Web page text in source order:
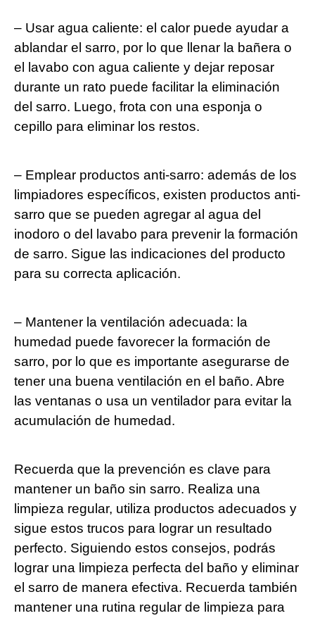
– Usar agua caliente: el calor puede ayudar a
ablandar el sarro, por lo que llenar la bañera o
el lavabo con agua caliente y dejar reposar
durante un rato puede facilitar la eliminación
del sarro. Luego, frota con una esponja o
cepillo para eliminar los restos.
– Emplear productos anti-sarro: además de los
limpiadores específicos, existen productos anti-
sarro que se pueden agregar al agua del
inodoro o del lavabo para prevenir la formación
de sarro. Sigue las indicaciones del producto
para su correcta aplicación.
– Mantener la ventilación adecuada: la
humedad puede favorecer la formación de
sarro, por lo que es importante asegurarse de
tener una buena ventilación en el baño. Abre
las ventanas o usa un ventilador para evitar la
acumulación de humedad.
Recuerda que la prevención es clave para
mantener un baño sin sarro. Realiza una
limpieza regular, utiliza productos adecuados y
sigue estos trucos para lograr un resultado
perfecto. Siguiendo estos consejos, podrás
lograr una limpieza perfecta del baño y eliminar
el sarro de manera efectiva. Recuerda también
mantener una rutina regular de limpieza para